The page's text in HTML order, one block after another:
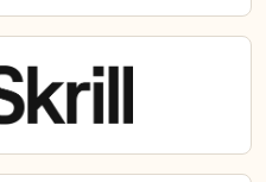
Cyber Monday